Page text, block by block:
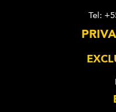
Tel: